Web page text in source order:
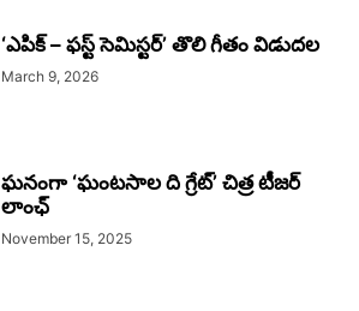
‘ఎపిక్ – ఫస్ట్ సెమిస్టర్’ తొలి గీతం విడుదల
March 9, 2026
ఘనంగా ‘ఘంటసాల ది గ్రేట్’ చిత్ర టీజర్
లాంఛ్
November 15, 2025